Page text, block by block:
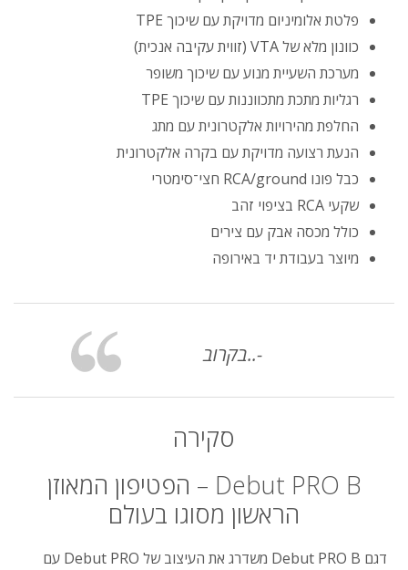
פלטת אלומיניום מדויקת עם שיכוך TPE
כוונון מלא של VTA (זווית עקיבה אנכית)
מערכת השעיית מנוע עם שיכוך משופר
רגליות מתכת מתכווננות עם שיכוך TPE
החלפת מהירויות אלקטרונית עם מתג
הנעת רצועה מדויקת עם בקרה אלקטרונית
כבל פונו RCA/ground חצי־סימטרי
שקעי RCA בציפוי זהב
כולל מכסה אבק עם צירים
מיוצר בעבודת יד באירופה
בקרוב..-
סקירה
Debut PRO B –
הפטיפון המאוזן
הראשון מסוגו בעולם
דגם משדרג את העיצוב של
עם